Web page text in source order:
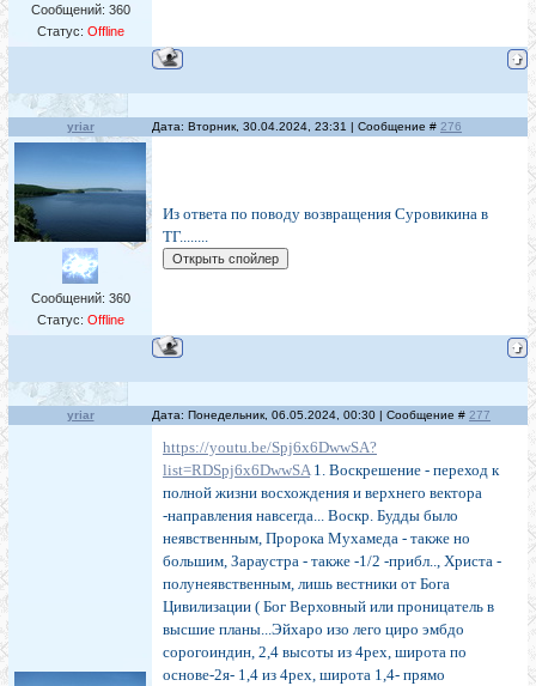
Сообщений: 360
Статус: Offline
yriar Дата: Вторник, 30.04.2024, 23:31 | Сообщение # 276
Сообщений: 360
Статус: Offline
Из ответа по поводу возвращения Суровикина в
ТГ........
yriar Дата: Понедельник, 06.05.2024, 00:30 | Сообщение # 277
https://youtu.be/Spj6x6DwwSA?
list=RDSpj6x6DwwSA1. Воскрешение - переход к
полной жизни восхождения и верхнего вектора
-направления навсегда... Воскр. Будды было
неявственным, Пророка Мухамеда - также но
большим, Зараустра - также -1/2 -прибл.., Христа -
полунеявственным, лишь вестники от Бога
Цивилизации ( Бог Верховный или проницатель в
высшие планы...Эйхаро изо лего циро эмбдо
сорогоиндин, 2,4 высоты из 4рех, широта по
основе-2я- 1,4 из 4рех, широта 1,4- прямо